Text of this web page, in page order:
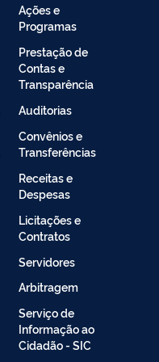
Ações e
Programas
Prestação de
Contas e
Transparência
Auditorias
Convênios e
Transferências
Receitas e
Despesas
Licitações e
Contratos
Servidores
Arbitragem
Serviço de
Informação ao
Cidadão - SIC